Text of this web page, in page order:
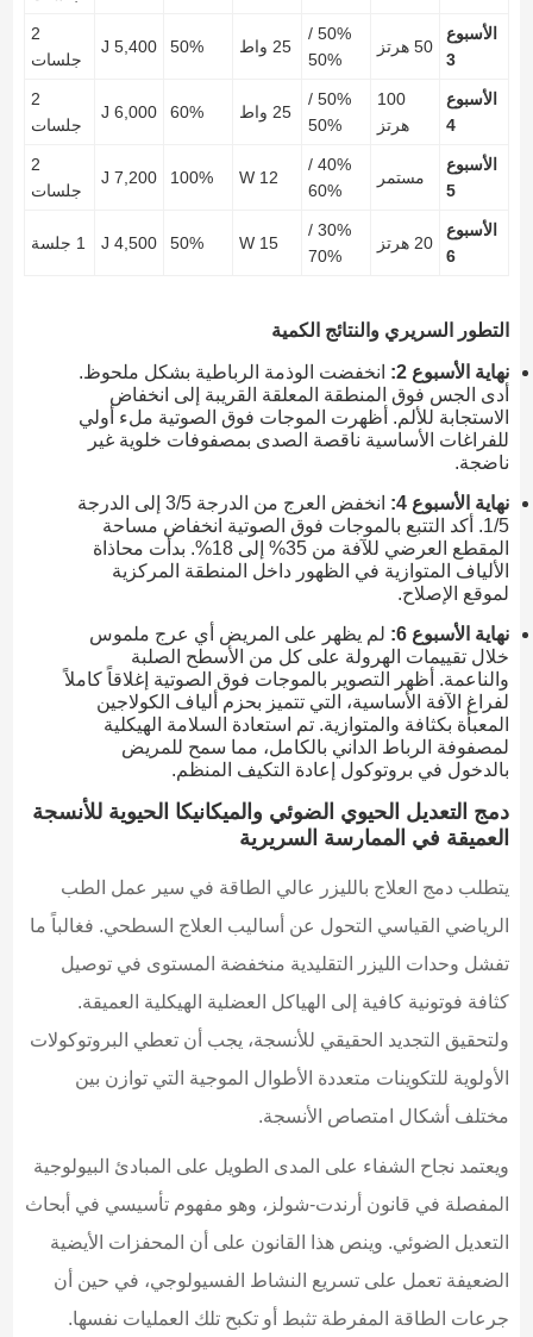
الأسبوع
3
50 هرتز
50% /
50%
25 واط 50%
5,400 J
2
جلسات
الأسبوع
4
100
هرتز
50% /
50%
25 واط 60%
6,000 J
2
جلسات
الأسبوع
5
مستمر
40% /
60%
12 W
100%
7,200 J
2
جلسات
الأسبوع
6
20 هرتز
30% /
70%
15 W
50%
4,500 J 1 جلسة
التطور السريري والنتائج الكمية
نهاية الأسبوع 2:
انخفضت الوذمة الرباطية بشكل ملحوظ.
أدى الجس فوق المنطقة المعلقة القريبة إلى انخفاض
الاستجابة للألم. أظهرت الموجات فوق الصوتية ملء أولي
للفراغات الأساسية ناقصة الصدى بمصفوفات خلوية غير
ناضجة.
نهاية الأسبوع 4:
انخفض العرج من الدرجة 3/5 إلى الدرجة
1/5. أكد التتبع بالموجات فوق الصوتية انخفاض مساحة
المقطع العرضي للآفة من 35% إلى 18%. بدأت محاذاة
الألياف المتوازية في الظهور داخل المنطقة المركزية
لموقع الإصلاح.
نهاية الأسبوع 6:
لم يظهر على المريض أي عرج ملموس
خلال تقييمات الهرولة على كل من الأسطح الصلبة
والناعمة. أظهر التصوير بالموجات فوق الصوتية إغلاقاً كاملاً
لفراغ الآفة الأساسية، التي تتميز بحزم ألياف الكولاجين
المعبأة بكثافة والمتوازية. تم استعادة السلامة الهيكلية
لمصفوفة الرباط الداني بالكامل، مما سمح للمريض
بالدخول في بروتوكول إعادة التكيف المنظم.
دمج التعديل الحيوي الضوئي والميكانيكا الحيوية للأنسجة
العميقة في الممارسة السريرية
يتطلب دمج العلاج بالليزر عالي الطاقة في سير عمل الطب
الرياضي القياسي التحول عن أساليب العلاج السطحي. فغالباً ما
تفشل وحدات الليزر التقليدية منخفضة المستوى في توصيل
كثافة فوتونية كافية إلى الهياكل العضلية الهيكلية العميقة.
ولتحقيق التجديد الحقيقي للأنسجة، يجب أن تعطي البروتوكولات
الأولوية للتكوينات متعددة الأطوال الموجية التي توازن بين
مختلف أشكال امتصاص الأنسجة.
ويعتمد نجاح الشفاء على المدى الطويل على المبادئ البيولوجية
المفصلة في قانون أرندت-شولز، وهو مفهوم تأسيسي في أبحاث
التعديل الضوئي. وينص هذا القانون على أن المحفزات الأيضية
الضعيفة تعمل على تسريع النشاط الفسيولوجي، في حين أن
جرعات الطاقة المفرطة تثبط أو تكبح تلك العمليات نفسها.